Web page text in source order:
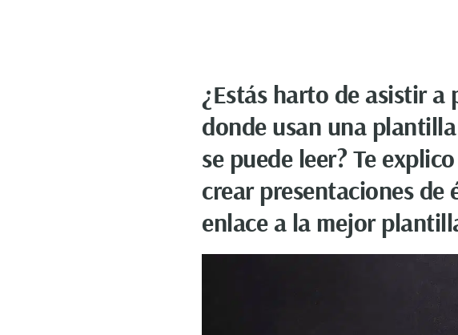
¿Estás harto de asistir a
donde usan una
se puede leer? Te
crear presentaciones
enlace a la mejor